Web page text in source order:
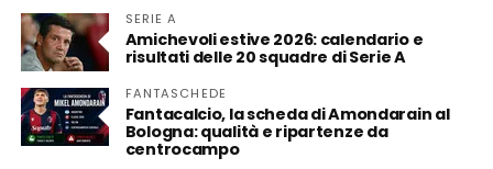
SERIE A
Amichevoli estive 2026: calendario e
risultati delle 20 squadre di Serie A
FANTASCHEDE
Fantacalcio, la scheda di Amondarain al
Bologna: qualità e ripartenze da
centrocampo